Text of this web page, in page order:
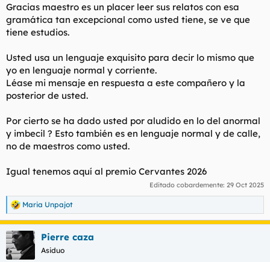
Gracias maestro es un placer leer sus relatos con esa
gramática tan excepcional como usted tiene, se ve que
tiene estudios.
Usted usa un lenguaje exquisito para decir lo mismo que
yo en lenguaje normal y corriente.
Léase mi mensaje en respuesta a este compañero y la
posterior de usted.
Por cierto se ha dado usted por aludido en lo del anormal
y imbecil ? Esto también es en lenguaje normal y de calle,
no de maestros como usted.
Igual tenemos aquí al premio Cervantes 2026
Editado cobardemente: 29 Oct 2025
R
e
a
c
c
i
Maria Unpajot
Pierre caza
Asiduo